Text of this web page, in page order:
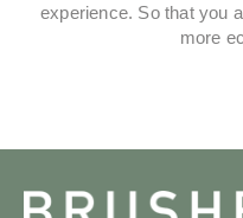
experience. So that you
more